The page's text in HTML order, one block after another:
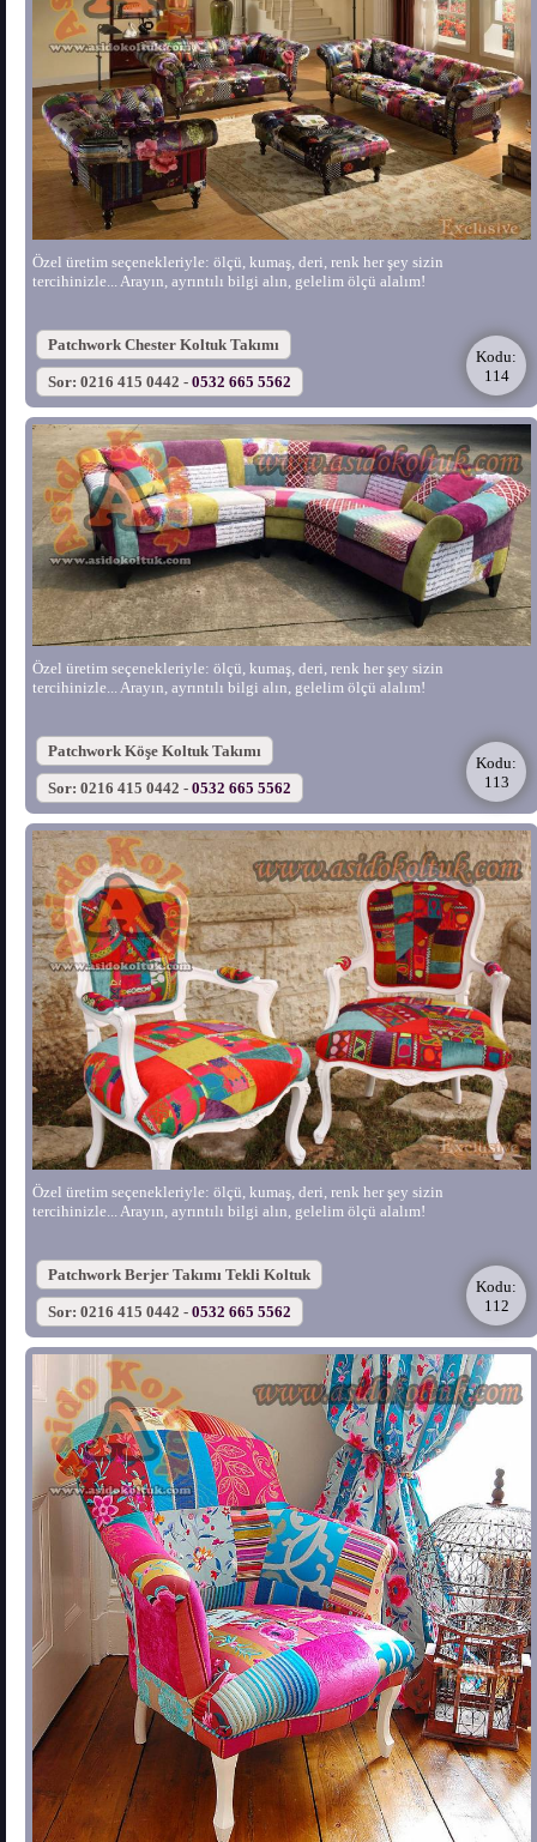
Özel üretim seçenekleriyle: ölçü, kumaş, deri, renk her şey sizin
tercihinizle... Arayın, ayrıntılı bilgi alın, gelelim ölçü alalım!
Patchwork Chester Koltuk Takımı
Kodu:
114
Sor: 0216 415 0442 - 0532 665 5562
Özel üretim seçenekleriyle: ölçü, kumaş, deri, renk her şey sizin
tercihinizle... Arayın, ayrıntılı bilgi alın, gelelim ölçü alalım!
Patchwork Köşe Koltuk Takımı
Kodu:
113
Sor: 0216 415 0442 - 0532 665 5562
Özel üretim seçenekleriyle: ölçü, kumaş, deri, renk her şey sizin
tercihinizle... Arayın, ayrıntılı bilgi alın, gelelim ölçü alalım!
Patchwork Berjer Takımı Tekli Koltuk
Kodu:
112
Sor: 0216 415 0442 - 0532 665 5562